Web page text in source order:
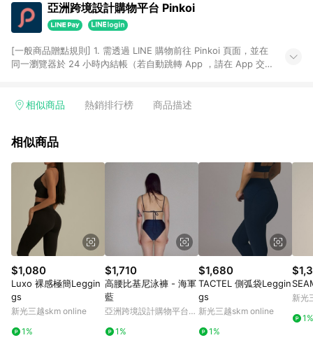
亞洲跨境設計購物平台 Pinkoi
[一般商品贈點規則] 1. 需透過 LINE 購物前往 Pinkoi 頁面，並在
同一瀏覽器於 24 小時內結帳（若自動跳轉 App ，請在 App 交
回饋訂單不得享有 Pinkoi 站方優惠，例如首購優惠，P coins，
行為，不具贈點資格，部分退款不在此限。 6. APP 請更新至
貨後 45 天後發送。 8. 群眾募資商品，禮物卡，開館保證金，補
運費，攤位費等不具贈點資格。 9. LINE 購物站上之商品規格、
顏色、價位、贈品如與 Pinkoi 商品資訊頁及購物車不符，以
Pinkoi 購物商品資訊頁及購物車標示為準。 10. 點數紅包使用規
則請以點數紅包活動說明為準。 11. 若於 LINE 購物前往 Pinkoi
頁面後才首次下載 Pinkoi APP 並完成訂單，不符合導購資格；承
上，首次下載 Pinkoi APP 後，需透過 LINE 購物前往 Pinkoi 頁
面，方享導購資格。
相似商品 熱銷排行榜 商品描述
相似商品
$1,080
Luxo 裸感極簡Leggin
gs
新光三越skm online
1%
$1,710
高腰比基尼泳褲 - 海軍
藍
亞洲跨境設計購物平台
1%
$1,680
TACTEL 側弧袋Leggin
gs
新光三越skm online
1%
新光
1%